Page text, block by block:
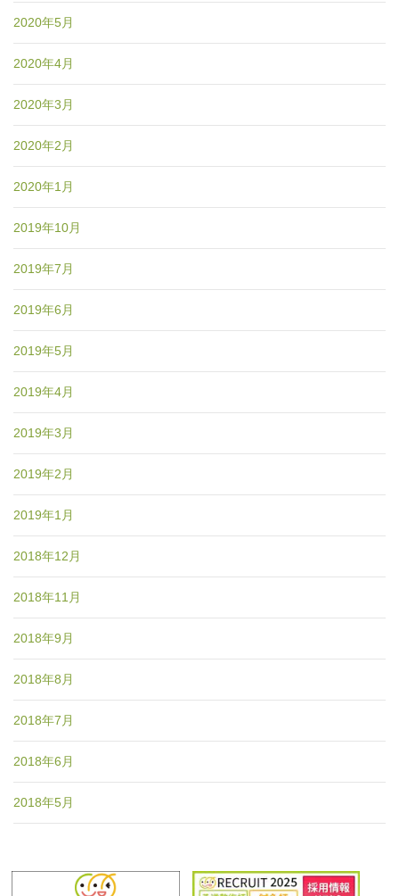
2020年5月
2020年4月
2020年3月
2020年2月
2020年1月
2019年10月
2019年7月
2019年6月
2019年5月
2019年4月
2019年3月
2019年2月
2019年1月
2018年12月
2018年11月
2018年9月
2018年8月
2018年7月
2018年6月
2018年5月